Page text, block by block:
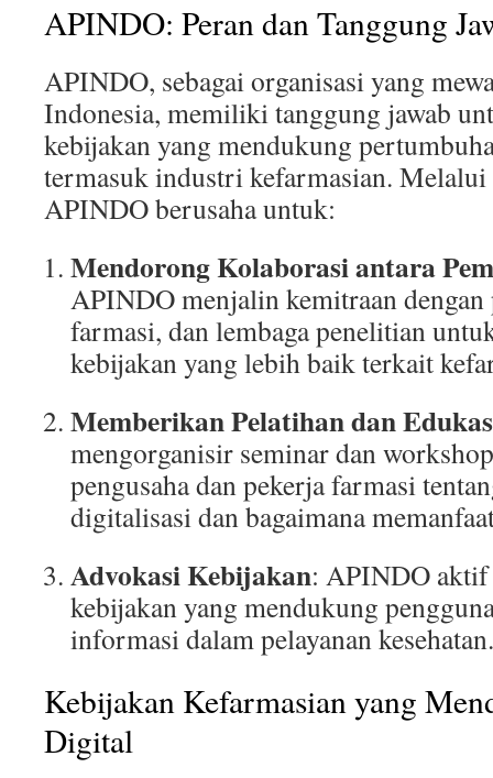
APINDO: Peran dan Tanggung
APINDO, sebagai organisasi yang
Indonesia, memiliki tanggung jawab
kebijakan yang mendukung
termasuk industri kefarmasian.
APINDO berusaha untuk:
Mendorong Kolaborasi antara
APINDO menjalin kemitraan dengan
farmasi, dan lembaga penelitian
kebijakan yang lebih baik terkait
Memberikan Pelatihan dan
mengorganisir seminar dan
pengusaha dan pekerja farmasi
digitalisasi dan bagaimana
Advokasi Kebijakan: APINDO aktif
kebijakan yang mendukung
informasi dalam pelayanan kesehatan.
Kebijakan Kefarmasian yang
Digital